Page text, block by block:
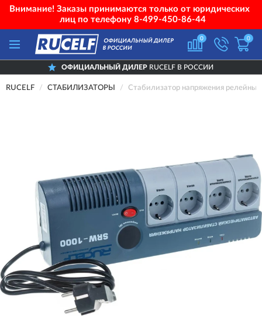
Внимание! Заказы принимаются только от юридических
лиц по телефону 8-499-450-86-44
0 0
ОФИЦИАЛЬНЫЙ ДИЛЕРRUCELF В РОССИИ
RUCELF СТАБИЛИЗАТОРЫ Стабилизатор напряжения